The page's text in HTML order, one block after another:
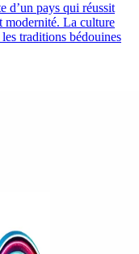
d’un pays qui réussit
modernité. La culture
traditions bédouines